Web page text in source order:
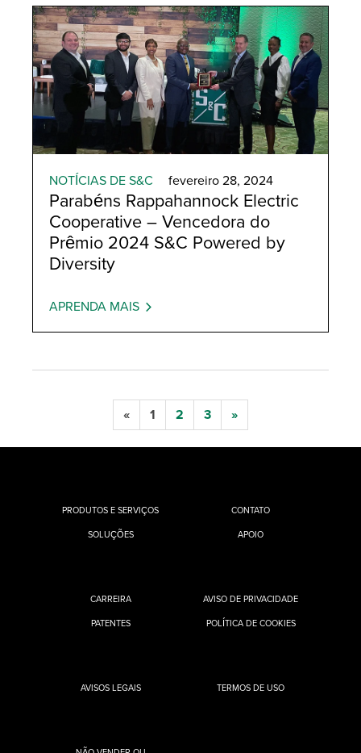
NOTÍCIAS DE S&C fevereiro 28, 2024
Parabéns Rappahannock Electric
Cooperative – Vencedora do
Prêmio 2024 S&C Powered by
Diversity
APRENDA MAIS
« 1 2 3 »
PRODUTOS E SERVIÇOS
SOLUÇÕES
CONTATO
APOIO
CARREIRA
PATENTES
AVISO DE PRIVACIDADE
POLÍTICA DE COOKIES
AVISOS LEGAIS TERMOS DE USO